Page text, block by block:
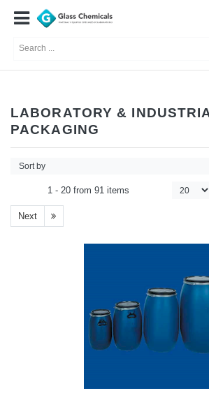
LABORATORY &
PACKAGING
1 - 20 from 91 items
Next